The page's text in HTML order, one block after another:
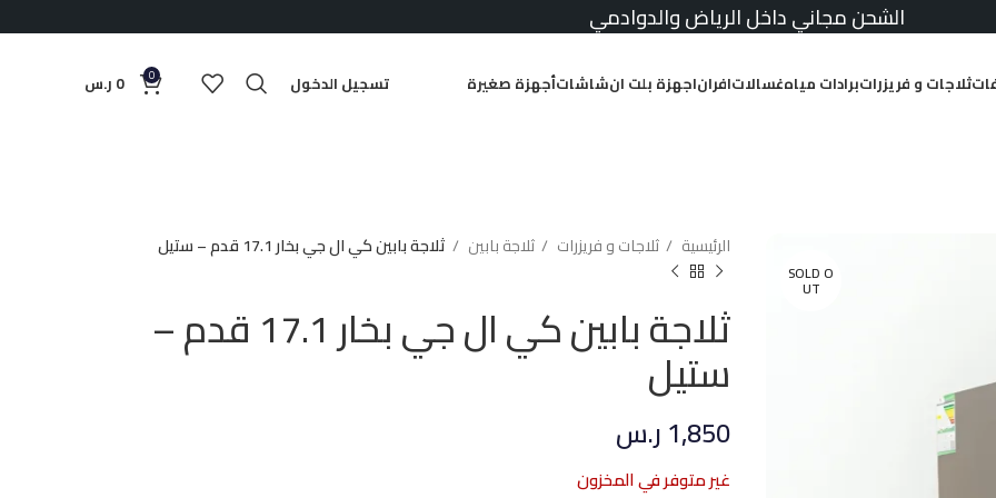
الشحن مجاني داخل الرياض والدوادمي
ثلاجات و فريزراتبرادات مياهغسالاتافراناجهزة بلت انشاشاتأجهزة صغيرة تسجيل الدخول 0
0 ر.س
SOLD O
UT
الرئيسية ثلاجات و فريزرات ثلاجة بابين ثلاجة بابين كي ال جي بخار 17.1 قدم – ستيل
ثلاجة بابين كي ال جي بخار 17.1 قدم –
ستيل
1,850ر.س
غير متوفر في المخزون